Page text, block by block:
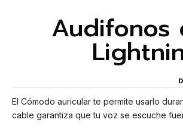
Audifonos
El Cómodo auricular te permite usarlo
cable garantiza que tu voz se escuche